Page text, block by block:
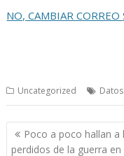
NO, CAMBIAR CORREO
Uncategorized Datos
Navegación
de
Poco a poco hallan a
perdidos de la guerra en